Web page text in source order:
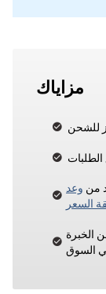
مزاياك
من وعد
السعر
من 20 عامًا من الخبرة
السوق